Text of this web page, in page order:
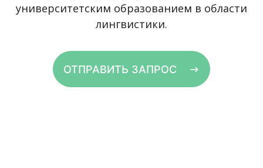
университетским образованием в области
лингвистики.
ОТПРАВИТЬ ЗАПРОС